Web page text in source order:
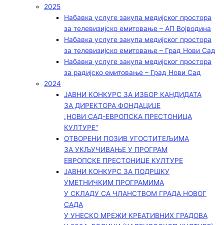
2025
Набавка услуге закупа медијског простора
за телевизијско емитовање – АП Војводинa
Набавка услуге закупа медијског простора
за телевизијско емитовање – Град Нови Сад
Набавка услуге закупа медијског простора
за радијско емитовање – Град Нови Сад
2024
ЈАВНИ КОНКУРС ЗА ИЗБОР КАНДИДАТА
ЗА ДИРЕКТОРА ФОНДАЦИЈЕ
„НОВИ САД-ЕВРОПСКА ПРЕСТОНИЦА
КУЛТУРЕ“
ОТВОРЕНИ ПОЗИВ УГОСТИТЕЉИМА
ЗА УКЉУЧИВАЊЕ У ПРОГРАМ
ЕВРОПСКЕ ПРЕСТОНИЦЕ КУЛТУРЕ
ЈАВНИ КОНКУРС ЗА ПОДРШКУ
УМЕТНИЧКИМ ПРОГРАМИМА
У СКЛАДУ СА ЧЛАНСТВОМ ГРАДА НОВОГ
САДА
У УНЕСКО МРЕЖИ КРЕАТИВНИХ ГРАДОВА